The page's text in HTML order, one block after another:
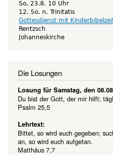
So, 23.8. 10 Uhr
12. So. n. Trinitatis
Gottesdienst mit
Rentzsch
Johanneskirche
Die Losungen
Losung für Samstag, den
Du bist der Gott, der mir hilft;
Psalm 25,5
Lehrtext:
Bittet, so wird euch gegeben;
an, so wird euch aufgetan.
Matthäus 7,7